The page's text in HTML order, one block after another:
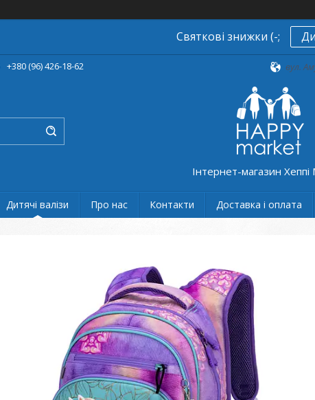
Святкові знижки (-;
+380 (96) 426-18-62 вул.
Інтернет-магазин Хеппі
Дитячі валізи Про нас Контакти Доставка і оплата